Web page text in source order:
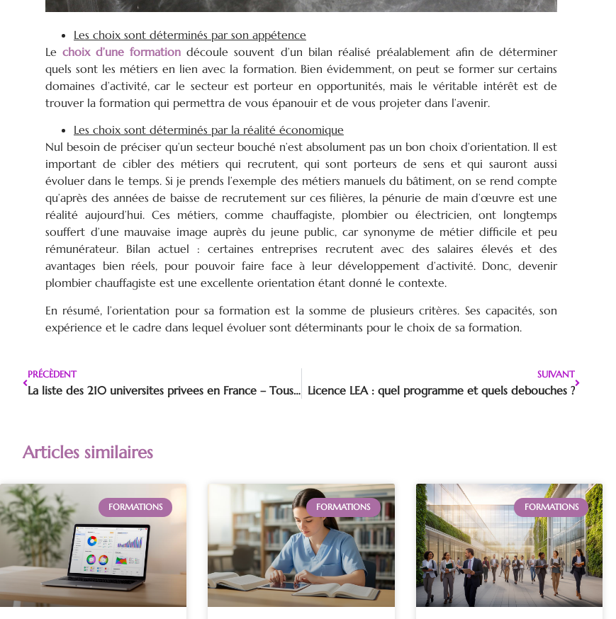
Les choix sont déterminés par son appétence
Lechoix d’une formation découle souvent d’un bilan réalisé préalablement afin de déterminer
quels sont les métiers en lien avec la formation. Bien évidemment, on peut se former sur certains
domaines d’activité, car le secteur est porteur en opportunités, mais le véritable intérêt est de
trouver la formation qui permettra de vous épanouir et de vous projeter dans l’avenir.
Les choix sont déterminés par la réalité économique
Nul besoin de préciser qu’un secteur bouché n’est absolument pas un bon choix d’orientation. Il est
important de cibler des métiers qui recrutent, qui sont porteurs de sens et qui sauront aussi
évoluer dans le temps. Si je prends l’exemple des métiers manuels du bâtiment, on se rend compte
qu’après des années de baisse de recrutement sur ces filières, la pénurie de main d’œuvre est une
réalité aujourd’hui. Ces métiers, comme chauffagiste, plombier ou électricien, ont longtemps
souffert d’une mauvaise image auprès du jeune public, car synonyme de métier difficile et peu
rémunérateur. Bilan actuel : certaines entreprises recrutent avec des salaires élevés et des
avantages bien réels, pour pouvoir faire face à leur développement d’activité. Donc, devenir
plombier chauffagiste est une excellente orientation étant donné le contexte.
En résumé, l’orientation pour sa formation est la somme de plusieurs critères. Ses capacités, son
expérience et le cadre dans lequel évoluer sont déterminants pour le choix de sa formation.
PRÉCÈDENT
La liste des 210 universites privees en France – Tous savoir !
SUIVANT
Licence LEA : quel programme et quels debouches ?
Articles similaires
FORMATIONS FORMATIONS FORMATIONS